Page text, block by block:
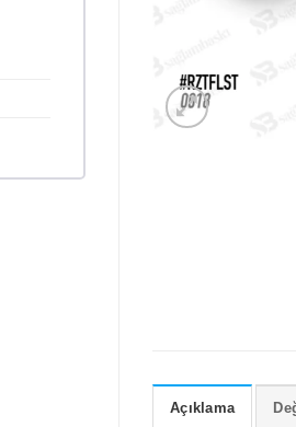
Açıklama